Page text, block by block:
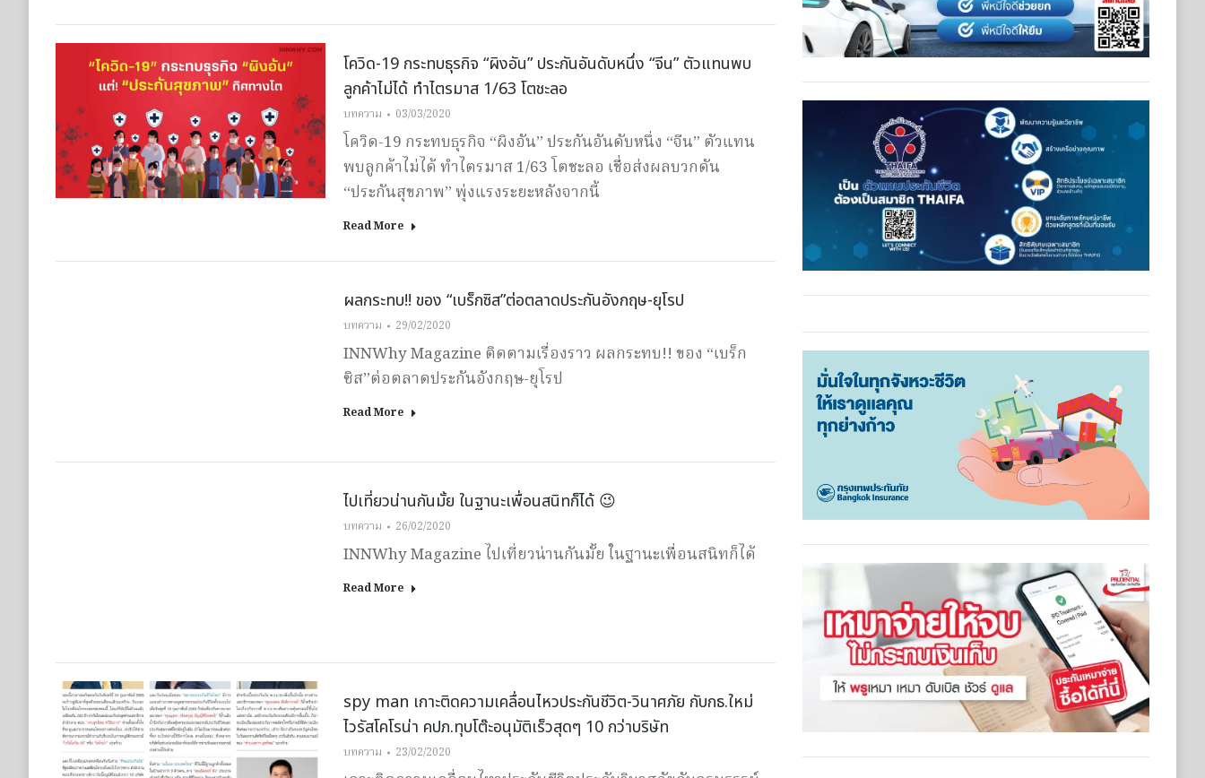
โควิด-19 กระทบธุรกิจ “ผิงอัน” ประกันอันดับหนึ่ง “จีน” ตัวแทนพบ
ลูกค้าไม่ได้ ทำไตรมาส 1/63 โตชะลอ
บทความ 03/03/2020
โควิด-19 กระทบธุรกิจ “ผิงอัน” ประกันอันดับหนึ่ง “จีน” ตัวแทน
พบลูกค้าไม่ได้ ทำไตรมาส 1/63 โตชะลอ เชื่อส่งผลบวกดัน
“ประกันสุขภาพ” พุ่งแรงระยะหลังจากนี้
Read More
ผลกระทบ!! ของ “เบร็กซิส”ต่อตลาดประกันอังกฤษ-ยุโรป
บทความ 29/02/2020
INNWhy Magazine ติดตามเรื่องราว ผลกระทบ!! ของ “เบร็ก
ซิส”ต่อตลาดประกันอังกฤษ-ยุโรป
Read More
ไปเที่ยวน่านกันมั้ย ในฐานะเพื่อนสนิทก็ได้ 😉
บทความ 26/02/2020
INNWhy Magazine ไปเที่ยวน่านกันมั้ย ในฐานะเพื่อนสนิทก็ได้
Read More
spy man เกาะติดความเคลื่อนไหวประกันชีวิต-วินาศภัย กับกธ.ใหม่
ไวรัสโคโรน่า คปภ.ทุบโต๊ะอนุมัติเร็วสุดๆ 10 กว่าบริษัท
บทความ 23/02/2020